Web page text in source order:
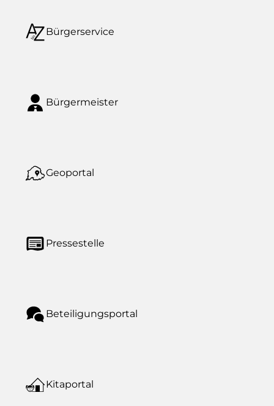
Bürgerservice
Bürgermeister
Geoportal
Pressestelle
Beteiligungsportal
Kitaportal